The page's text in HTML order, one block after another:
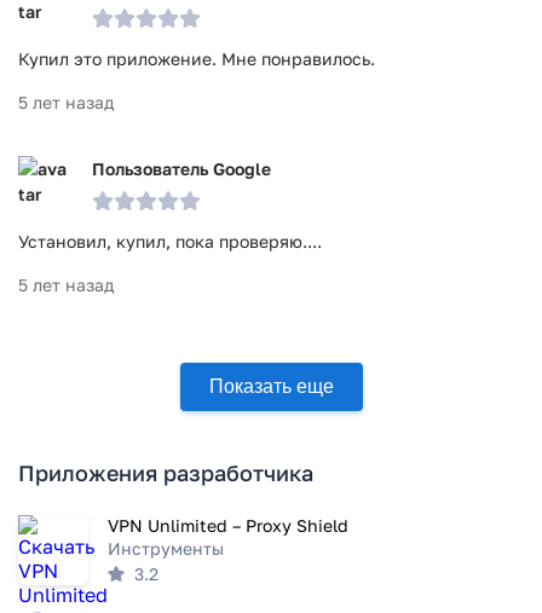
Купил это приложение. Мне понравилось.
5 лет назад
Пользователь Google
Установил, купил, пока проверяю....
5 лет назад
Показать еще
Приложения разработчика
VPN Unlimited – Proxy Shield
Инструменты
3.2